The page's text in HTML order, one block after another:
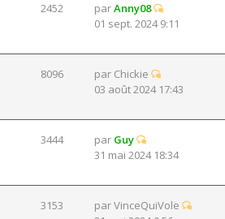
2452 parAnny08
01 sept. 2024 9:11
8096 par Chickie
03 août 2024 17:43
3444 par Guy
31 mai 2024 18:34
3153 parVinceQuiVole